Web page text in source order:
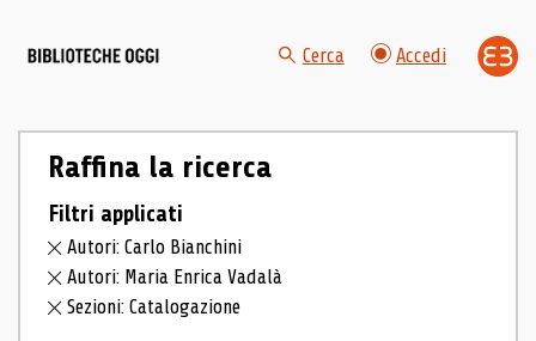
Cerca Accedi
Raffina la ricerca
Filtri applicati
Autori: Carlo Bianchini
Autori: Maria Enrica Vadalà
Sezioni: Catalogazione